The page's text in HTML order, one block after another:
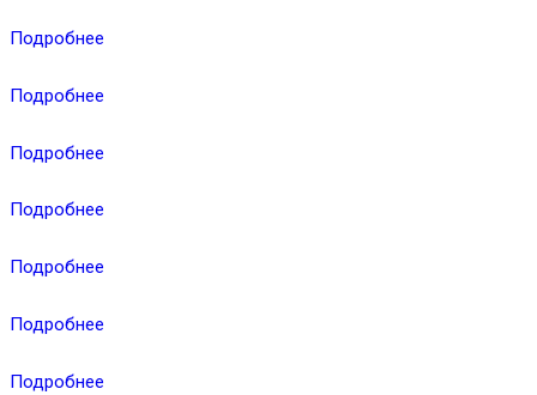
Подробнее
Подробнее
Подробнее
Подробнее
Подробнее
Подробнее
Подробнее